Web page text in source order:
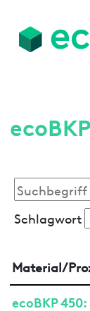
Schlagwort
Material/
ecoBKP 450: